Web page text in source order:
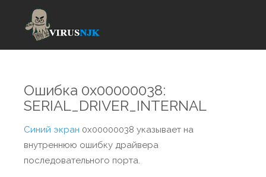
Ошибка 0x00000038:
SERIAL_DRIVER_INTERNAL
Синий экран 0x00000038 указывает на
внутреннюю ошибку драйвера
последовательного порта.